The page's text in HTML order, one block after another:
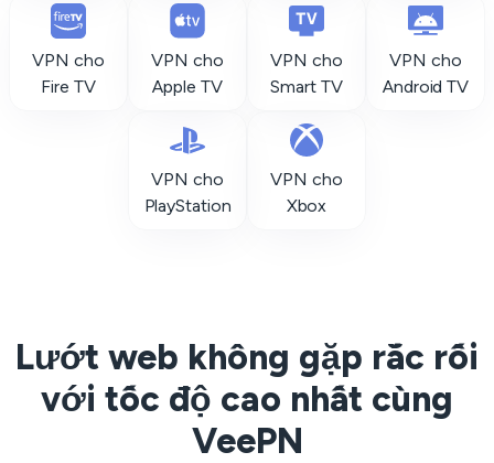
VPN cho
Fire TV
VPN cho
Apple TV
VPN cho
Smart TV
VPN cho
Android TV
VPN cho
PlayStation
VPN cho
Xbox
Lướt web không gặp rắc rối
với tốc độ cao nhất cùng
VeePN